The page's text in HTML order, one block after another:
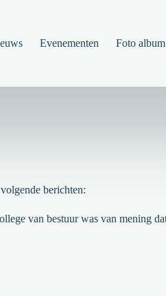
Evenementen Foto album
berichten:
van bestuur was van mening